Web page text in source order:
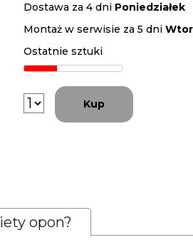
Dostawa za 4 dni Poniedziałek
Montaż w serwisie za 5 dni
Ostatnie sztuki
Kup
opon?